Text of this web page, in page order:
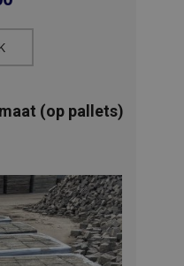
(op pallets)